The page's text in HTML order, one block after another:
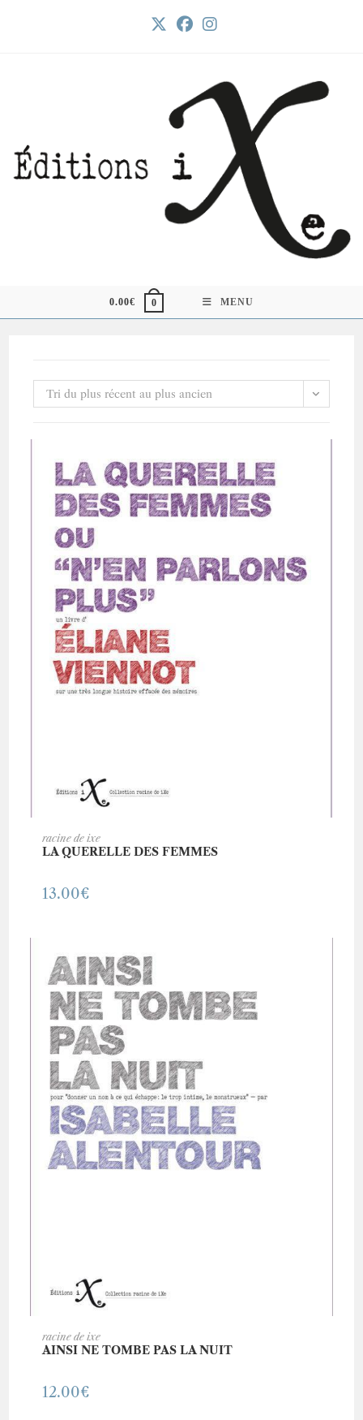
0.00€ 0 MENU
Tri du plus récent au plus ancien
racine de ixe
LA QUERELLE DES FEMMES
13.00€
racine de ixe
AINSI NE TOMBE PAS LA NUIT
12.00€